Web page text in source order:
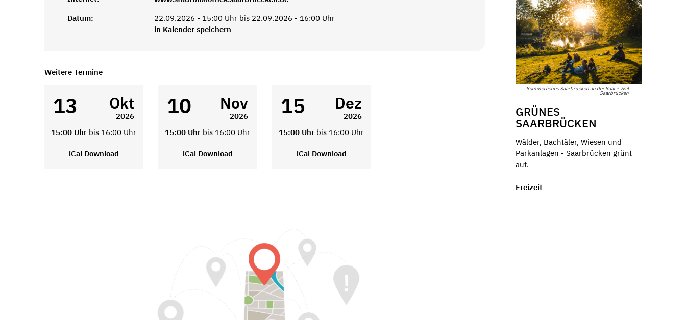
Datum:
22.09.2026 - 15:00 Uhr bis 22.09.2026 - 16:00 Uhr
in Kalender speichern
Weitere Termine
13 Okt
2026
15:00 Uhr bis 16:00 Uhr
iCal Download
10 Nov
2026
15:00 Uhr bis 16:00 Uhr
iCal Download
15 Dez
2026
15:00 Uhr bis 16:00 Uhr
iCal Download
Sommerliches Saarbrücken an der Saar - Visit
Saarbrücken
GRÜNES
SAARBRÜCKEN
Wälder, Bachtäler, Wiesen und
Parkanlagen - Saarbrücken grünt
auf.
Freizeit